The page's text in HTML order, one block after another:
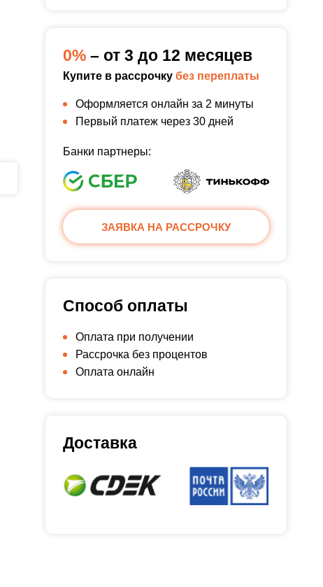
0% – от 3 до 12 месяцев
Купите в рассрочку без переплаты
Оформляется онлайн за 2 минуты
Первый платеж через 30 дней
Банки партнеры:
ЗАЯВКА НА РАССРОЧКУ
Способ оплаты
Оплата при получении
Рассрочка без процентов
Оплата онлайн
Доставка